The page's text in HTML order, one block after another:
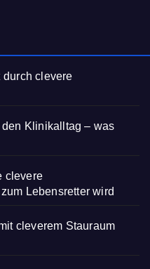
durch clevere
Klinikalltag – was
clevere
Lebensretter wird
cleverem Stauraum